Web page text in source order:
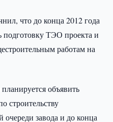
что до конца 2012 года
подготовку ТЭО проекта и
работам на
объявить
строительству
очереди завода и до конца